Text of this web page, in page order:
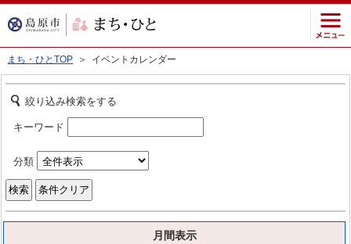
まち・ひとTOP ＞ イベントカレンダー
絞り込み検索をする
キーワード
分類
月間表示